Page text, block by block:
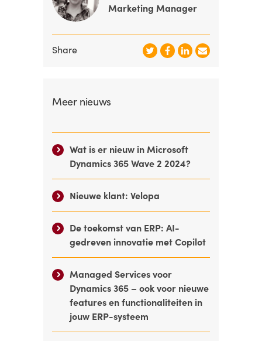
Marketing Manager
Share
Meer nieuws
Wat is er nieuw in Microsoft
Dynamics 365 Wave 2 2024?
Nieuwe klant: Velopa
De toekomst van ERP: AI-
gedreven innovatie met Copilot
Managed Services voor
Dynamics 365 – ook voor nieuwe
features en functionaliteiten in
jouw ERP-systeem